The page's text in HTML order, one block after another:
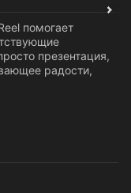
помогает
презентация,
радости,